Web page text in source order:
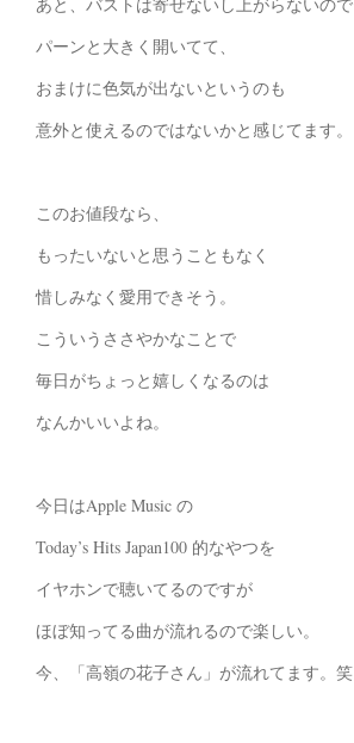
パーンと大きく開いてて、
おまけに色気が出ないというのも
意外と使えるのではないかと感じてます。
このお値段なら、
もったいないと思うこともなく
惜しみなく愛用できそう。
こういうささやかなことで
毎日がちょっと嬉しくなるのは
なんかいいよね。
今日はApple Music の
Today’s Hits Japan100 的なやつを
イヤホンで聴いてるのですが
ほぼ知ってる曲が流れるので楽しい。
今、「高嶺の花子さん」が流れてます。笑